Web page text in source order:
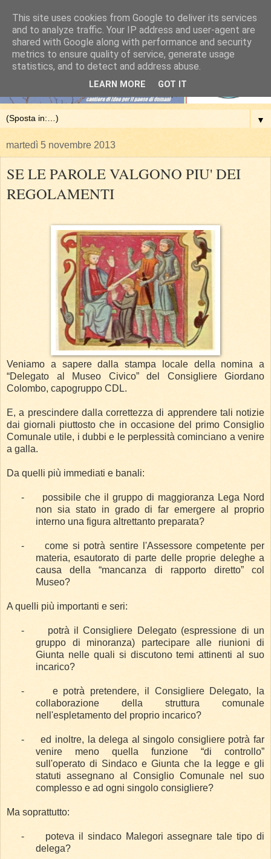
▼
martedì 5 novembre 2013
SE LE PAROLE VALGONO PIU' DEI
REGOLAMENTI
Veniamo a sapere dalla stampa locale della nomina a
“Delegato al Museo Civico” del Consigliere Giordano
Colombo, capogruppo CDL.
E, a prescindere dalla correttezza di apprendere tali notizie
dai giornali piuttosto che in occasione del primo Consiglio
Comunale utile, i dubbi e le perplessità cominciano a venire
a galla.
Da quelli più immediati e banali:
-
possibile che il gruppo di maggioranza Lega Nord
non sia stato in grado di far emergere al proprio
interno una figura altrettanto preparata?
-
come si potrà sentire l'Assessore competente per
materia, esautorato di parte delle proprie deleghe a
causa della “mancanza di rapporto diretto” col
Museo?
A quelli più importanti e seri:
-
potrà il Consigliere Delegato (espressione di un
gruppo di minoranza) partecipare alle riunioni di
Giunta nelle quali si discutono temi attinenti al suo
incarico?
-
e potrà pretendere, il Consigliere Delegato, la
collaborazione della struttura comunale
nell'espletamento del proprio incarico?
-
ed inoltre, la delega al singolo consigliere potrà far
venire meno quella funzione “di controllo”
sull'operato di Sindaco e Giunta che la legge e gli
statuti assegnano al Consiglio Comunale nel suo
complesso e ad ogni singolo consigliere?
Ma soprattutto:
-
poteva il sindaco Malegori assegnare tale tipo di
delega?
This site uses cookies from Google to deliver its services
and to analyze traffic. Your IP address and user-agent are
shared with Google along with performance and security
metrics to ensure quality of service, generate usage
statistics, and to detect and address abuse.
LEARN MORE GOT IT